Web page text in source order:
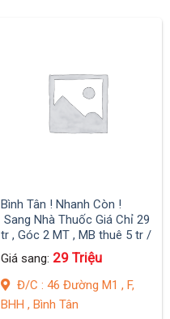
Bình Tân ! Nhanh Còn !
Sang Nhà Thuốc Giá Chỉ 29
tr , Góc 2 MT , MB thuê 5 tr /
tháng , Vị trí bao đẹp
Giá sang: 29 Triệu
Đ/C : 46 Đường M1 , F,
BHH , Bình Tân